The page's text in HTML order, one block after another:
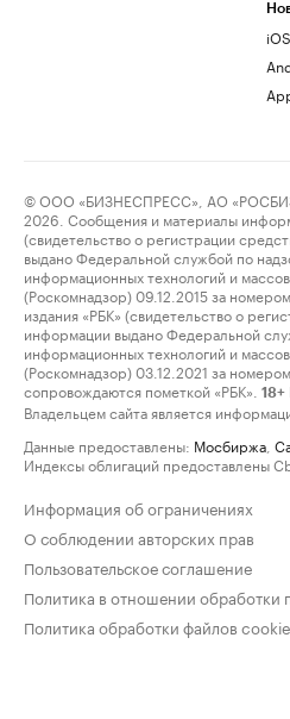
iOS
© ООО «БИЗНЕСПРЕСС», АО
2026. Сообщения и материалы
(свидетельство о регистрации
выдано Федеральной службой по
информационных технологий и
(Роскомнадзор) 09.12.2015 за
издания «РБК» (свидетельство о
информации выдано Федеральной
информационных технологий и
(Роскомнадзор) 03.12.2021 за
сопровождаются пометкой «РБК».
18+
Владельцем сайта является
Данные предоставлены: Мосбиржа
Индексы облигаций предоставлены
Информация об ограничениях
О соблюдении авторских прав
Пользовательское соглашение
Политика в отношении обработки
Политика обработки файлов cookie